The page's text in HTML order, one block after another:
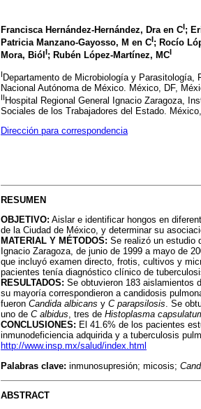
Francisca Hernández-Hernández, Dra en CI;
Patricia Manzano-Gayosso, M en CI; Rocío
Mora, Biól I; Rubén López-Martínez, MCI
I Departamento de Microbiología y Parasitología,
Nacional Autónoma de México. México, DF,
II Hospital Regional General Ignacio Zaragoza,
Sociales de los Trabajadores del Estado.
Dirección para correspondencia
RESUMEN
OBJETIVO: Aislar e identificar hongos en
de la Ciudad de México, y determinar su
MATERIAL Y MÉTODOS: Se realizó un estudio
Ignacio Zaragoza, de junio de 1999 a mayo de
que incluyó examen directo, frotis, cultivos y
pacientes tenía diagnóstico clínico de
RESULTADOS: Se obtuvieron 183 aislamientos
su mayoría correspondieron a candidosis
fueron Candida albicans y C parapsilosis. Se
uno de C albidus, tres de Histoplasma
CONCLUSIONES: El 41.6% de los pacientes
inmunodeficiencia adquirida y a tuberculosis
http://www.insp.mx/salud/index.html
Palabras clave: inmunosupresión; micosis;
ABSTRACT